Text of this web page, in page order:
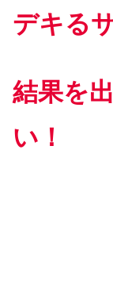
デキる
結果を
い！